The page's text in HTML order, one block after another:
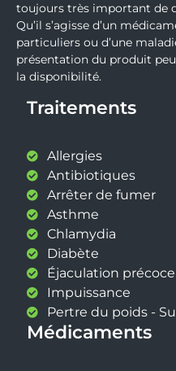
toujours très important de
Qu’il s’agisse d’un
particuliers ou d’une
présentation du produit
la disponibilité.
Traitements
Allergies
Antibiotiques
Arrêter de fumer
Asthme
Chlamydia
Diabète
Éjaculation précoce
Impuissance
Pertre du poids -
Médicaments